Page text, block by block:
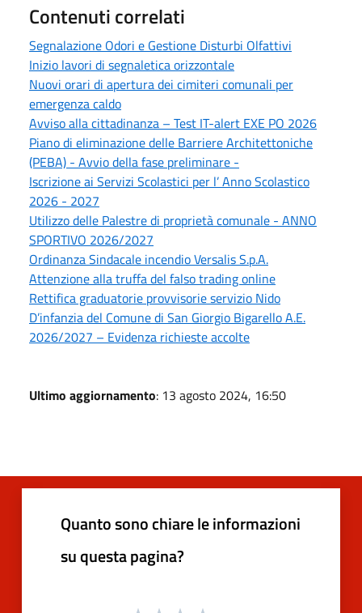
Contenuti correlati
Segnalazione Odori e Gestione Disturbi Olfattivi
Inizio lavori di segnaletica orizzontale
Nuovi orari di apertura dei cimiteri comunali per
emergenza caldo
Avviso alla cittadinanza – Test IT-alert EXE PO 2026
Piano di eliminazione delle Barriere Architettoniche
(PEBA) - Avvio della fase preliminare -
Iscrizione ai Servizi Scolastici per l’ Anno Scolastico
2026 - 2027
Utilizzo delle Palestre di proprietà comunale - ANNO
SPORTIVO 2026/2027
Ordinanza Sindacale incendio Versalis S.p.A.
Attenzione alla truffa del falso trading online
Rettifica graduatorie provvisorie servizio Nido
D’infanzia del Comune di San Giorgio Bigarello A.E.
2026/2027 – Evidenza richieste accolte
Ultimo aggiornamento: 13 agosto 2024, 16:50
Quanto sono chiare le informazioni
su questa pagina?